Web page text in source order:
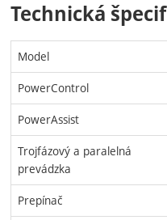
Technická
Model
PowerControl
PowerAssist
Trojfázový a paralelná
prevádzka
Prepínač